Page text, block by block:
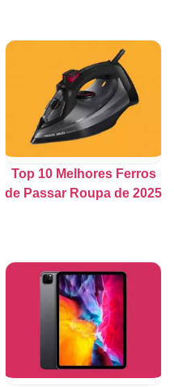
Top 10 Melhores Ferros
de Passar Roupa de 2025